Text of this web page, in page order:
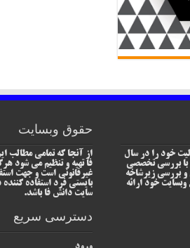
خود را در سال
با بررسی تخصصی
و بررسی زیرشاخه
خود ارائه
حقوق وبسایت
از آنجا که تمامی مطالب
فا تهیه و تنظیم می شود
غیرقانونی است و جهت
بایستی فرد استفاده
سایت دانش فا باشد.
دسترسی سریع